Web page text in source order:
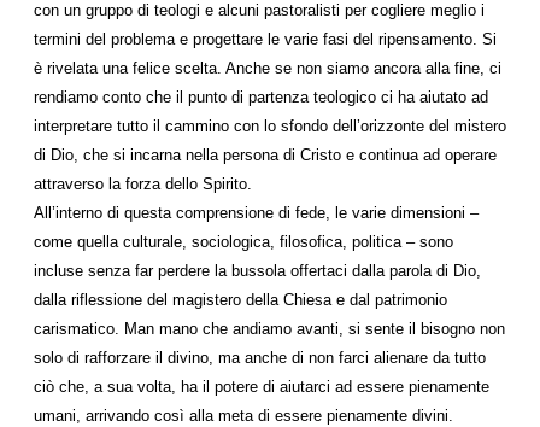
con un gruppo di teologi e alcuni pastoralisti per cogliere meglio i
termini del problema e progettare le varie fasi del ripensamento. Si
è rivelata una felice scelta. Anche se non siamo ancora alla fine, ci
rendiamo conto che il punto di partenza teologico ci ha aiutato ad
interpretare tutto il cammino con lo sfondo dell’orizzonte del mistero
di Dio, che si incarna nella persona di Cristo e continua ad operare
attraverso la forza dello Spirito.
All’interno di questa comprensione di fede, le varie dimensioni –
come quella culturale, sociologica, filosofica, politica – sono
incluse senza far perdere la bussola offertaci dalla parola di Dio,
dalla riflessione del magistero della Chiesa e dal patrimonio
carismatico. Man mano che andiamo avanti, si sente il bisogno non
solo di rafforzare il divino, ma anche di non farci alienare da tutto
ciò che, a sua volta, ha il potere di aiutarci ad essere pienamente
umani, arrivando così alla meta di essere pienamente divini.